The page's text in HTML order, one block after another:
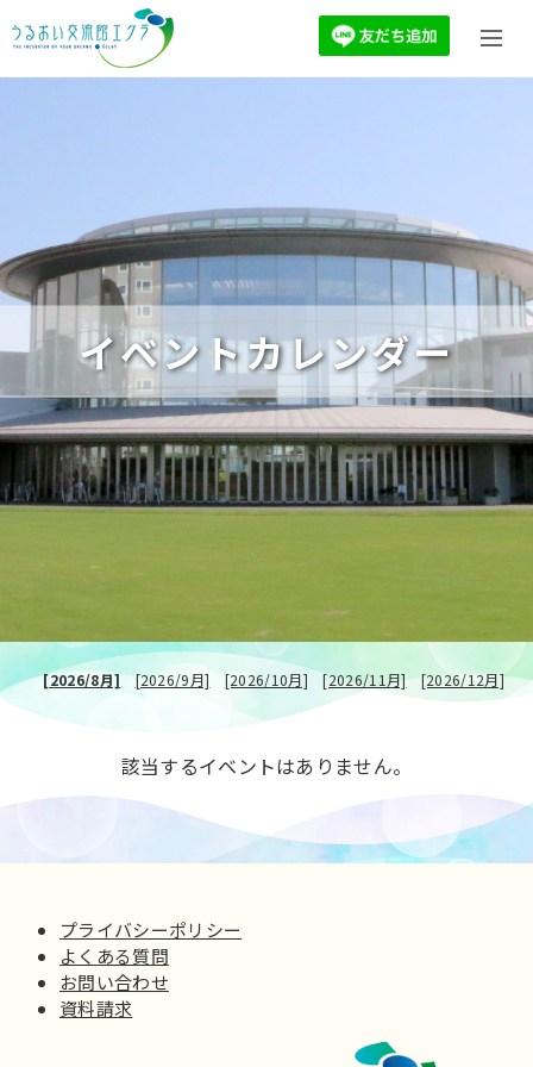
イベントカレンダー
[2026/8月] [2026/9月] [2026/10月] [2026/11月] [2026/12月]
該当するイベントはありません。
プライバシーポリシー
よくある質問
お問い合わせ
資料請求